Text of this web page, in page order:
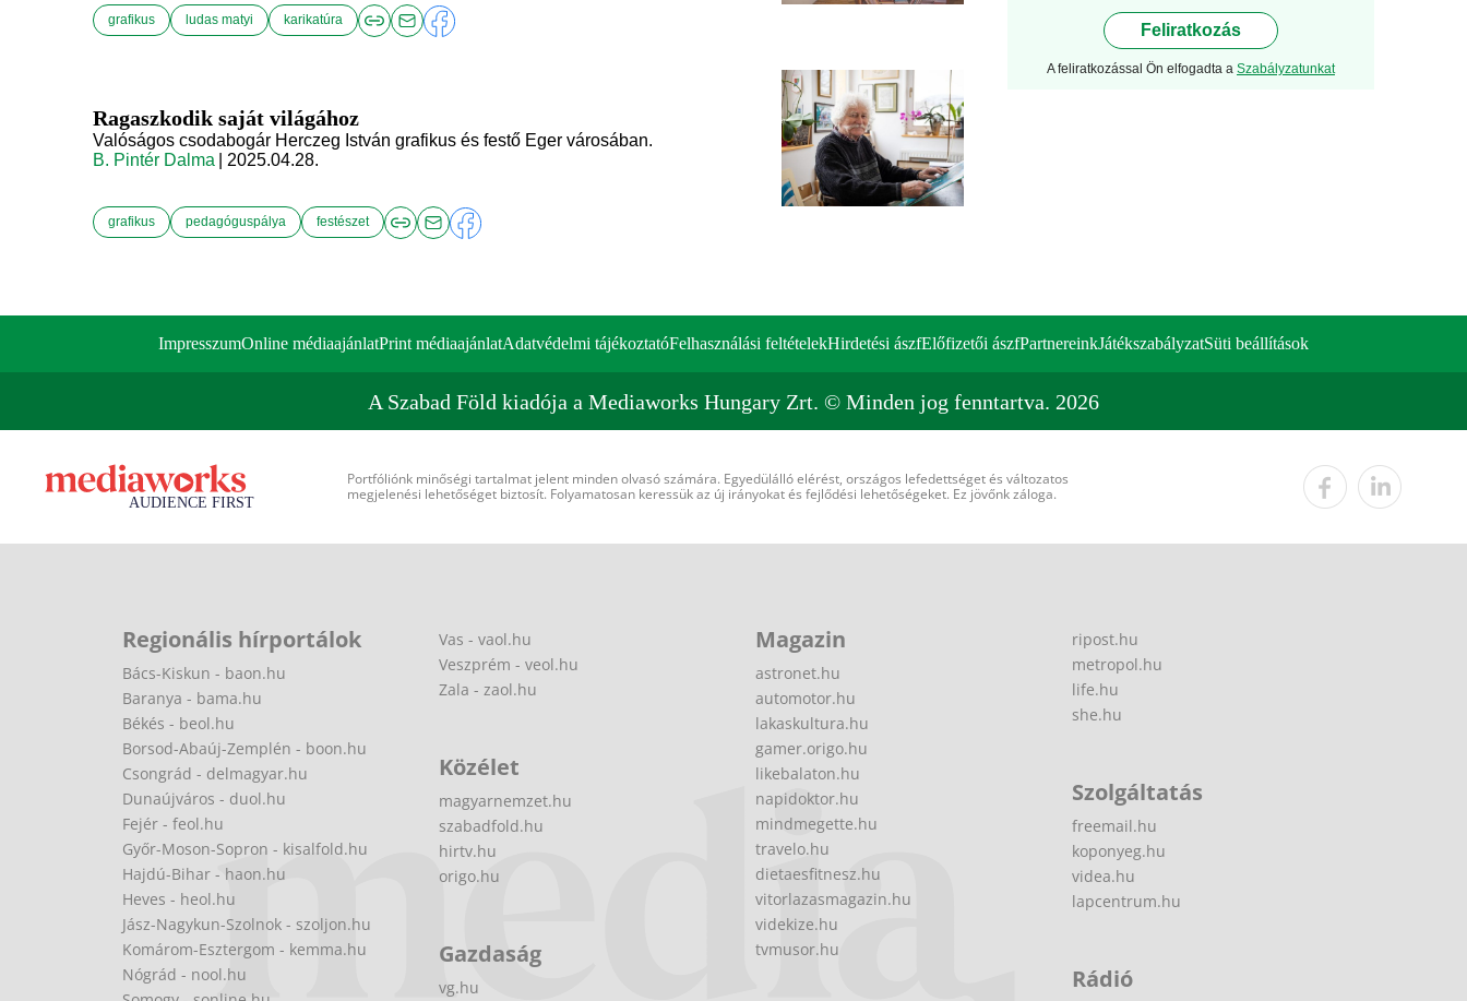
grafikus ludas matyi karikatúra
Ragaszkodik saját világához
Valóságos csodabogár Herczeg István grafikus és festő Eger városában.
B. Pintér Dalma
| 2025.04.28.
grafikus pedagóguspálya festészet
Feliratkozás
A feliratkozással Ön elfogadta a Szabályzatunkat
ImpresszumOnline médiaajánlatPrint médiaajánlatAdatvédelmi tájékoztatóFelhasználási feltételekHirdetési ászfElőfizetői ászfPartnereinkJátékszabályzatSüti beállítások
A Szabad Föld kiadója a Mediaworks Hungary Zrt. © Minden jog fenntartva. 2026
Portfóliónk minőségi tartalmat jelent minden olvasó számára. Egyedülálló elérést, országos lefedettséget és változatos
megjelenési lehetőséget biztosít. Folyamatosan keressük az új irányokat és fejlődési lehetőségeket. Ez jövőnk záloga.
Regionális hírportálok
Bács-Kiskun - baon.hu
Baranya - bama.hu
Békés - beol.hu
Borsod-Abaúj-Zemplén - boon.hu
Csongrád - delmagyar.hu
Dunaújváros - duol.hu
Fejér - feol.hu
Győr-Moson-Sopron - kisalfold.hu
Hajdú-Bihar - haon.hu
Heves - heol.hu
Jász-Nagykun-Szolnok - szoljon.hu
Komárom-Esztergom - kemma.hu
Nógrád - nool.hu
Vas - vaol.hu
Veszprém - veol.hu
Zala - zaol.hu
Közélet
magyarnemzet.hu
szabadfold.hu
hirtv.hu
origo.hu
Gazdaság
vg.hu
Magazin
astronet.hu
automotor.hu
lakaskultura.hu
gamer.origo.hu
likebalaton.hu
napidoktor.hu
mindmegette.hu
travelo.hu
dietaesfitnesz.hu
vitorlazasmagazin.hu
videkize.hu
tvmusor.hu
ripost.hu
metropol.hu
life.hu
she.hu
Szolgáltatás
freemail.hu
koponyeg.hu
videa.hu
lapcentrum.hu
Rádió